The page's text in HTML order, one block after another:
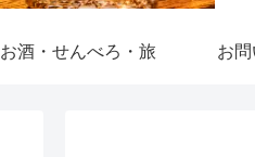
お酒・せんべろ・旅 お